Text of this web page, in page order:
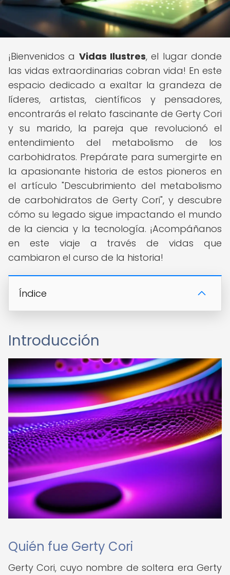
¡Bienvenidos a Vidas Ilustres, el lugar donde
las vidas extraordinarias cobran vida! En este
espacio dedicado a exaltar la grandeza de
líderes, artistas, científicos y pensadores,
encontrarás el relato fascinante de Gerty Cori
y su marido, la pareja que revolucionó el
entendimiento del metabolismo de los
carbohidratos. Prepárate para sumergirte en
la apasionante historia de estos pioneros en
el artículo "Descubrimiento del metabolismo
de carbohidratos de Gerty Cori", y descubre
cómo su legado sigue impactando el mundo
de la ciencia y la tecnología. ¡Acompáñanos
en este viaje a través de vidas que
cambiaron el curso de la historia!
Índice
Introducción
Quién fue Gerty Cori
Gerty Cori, cuyo nombre de soltera era Gerty